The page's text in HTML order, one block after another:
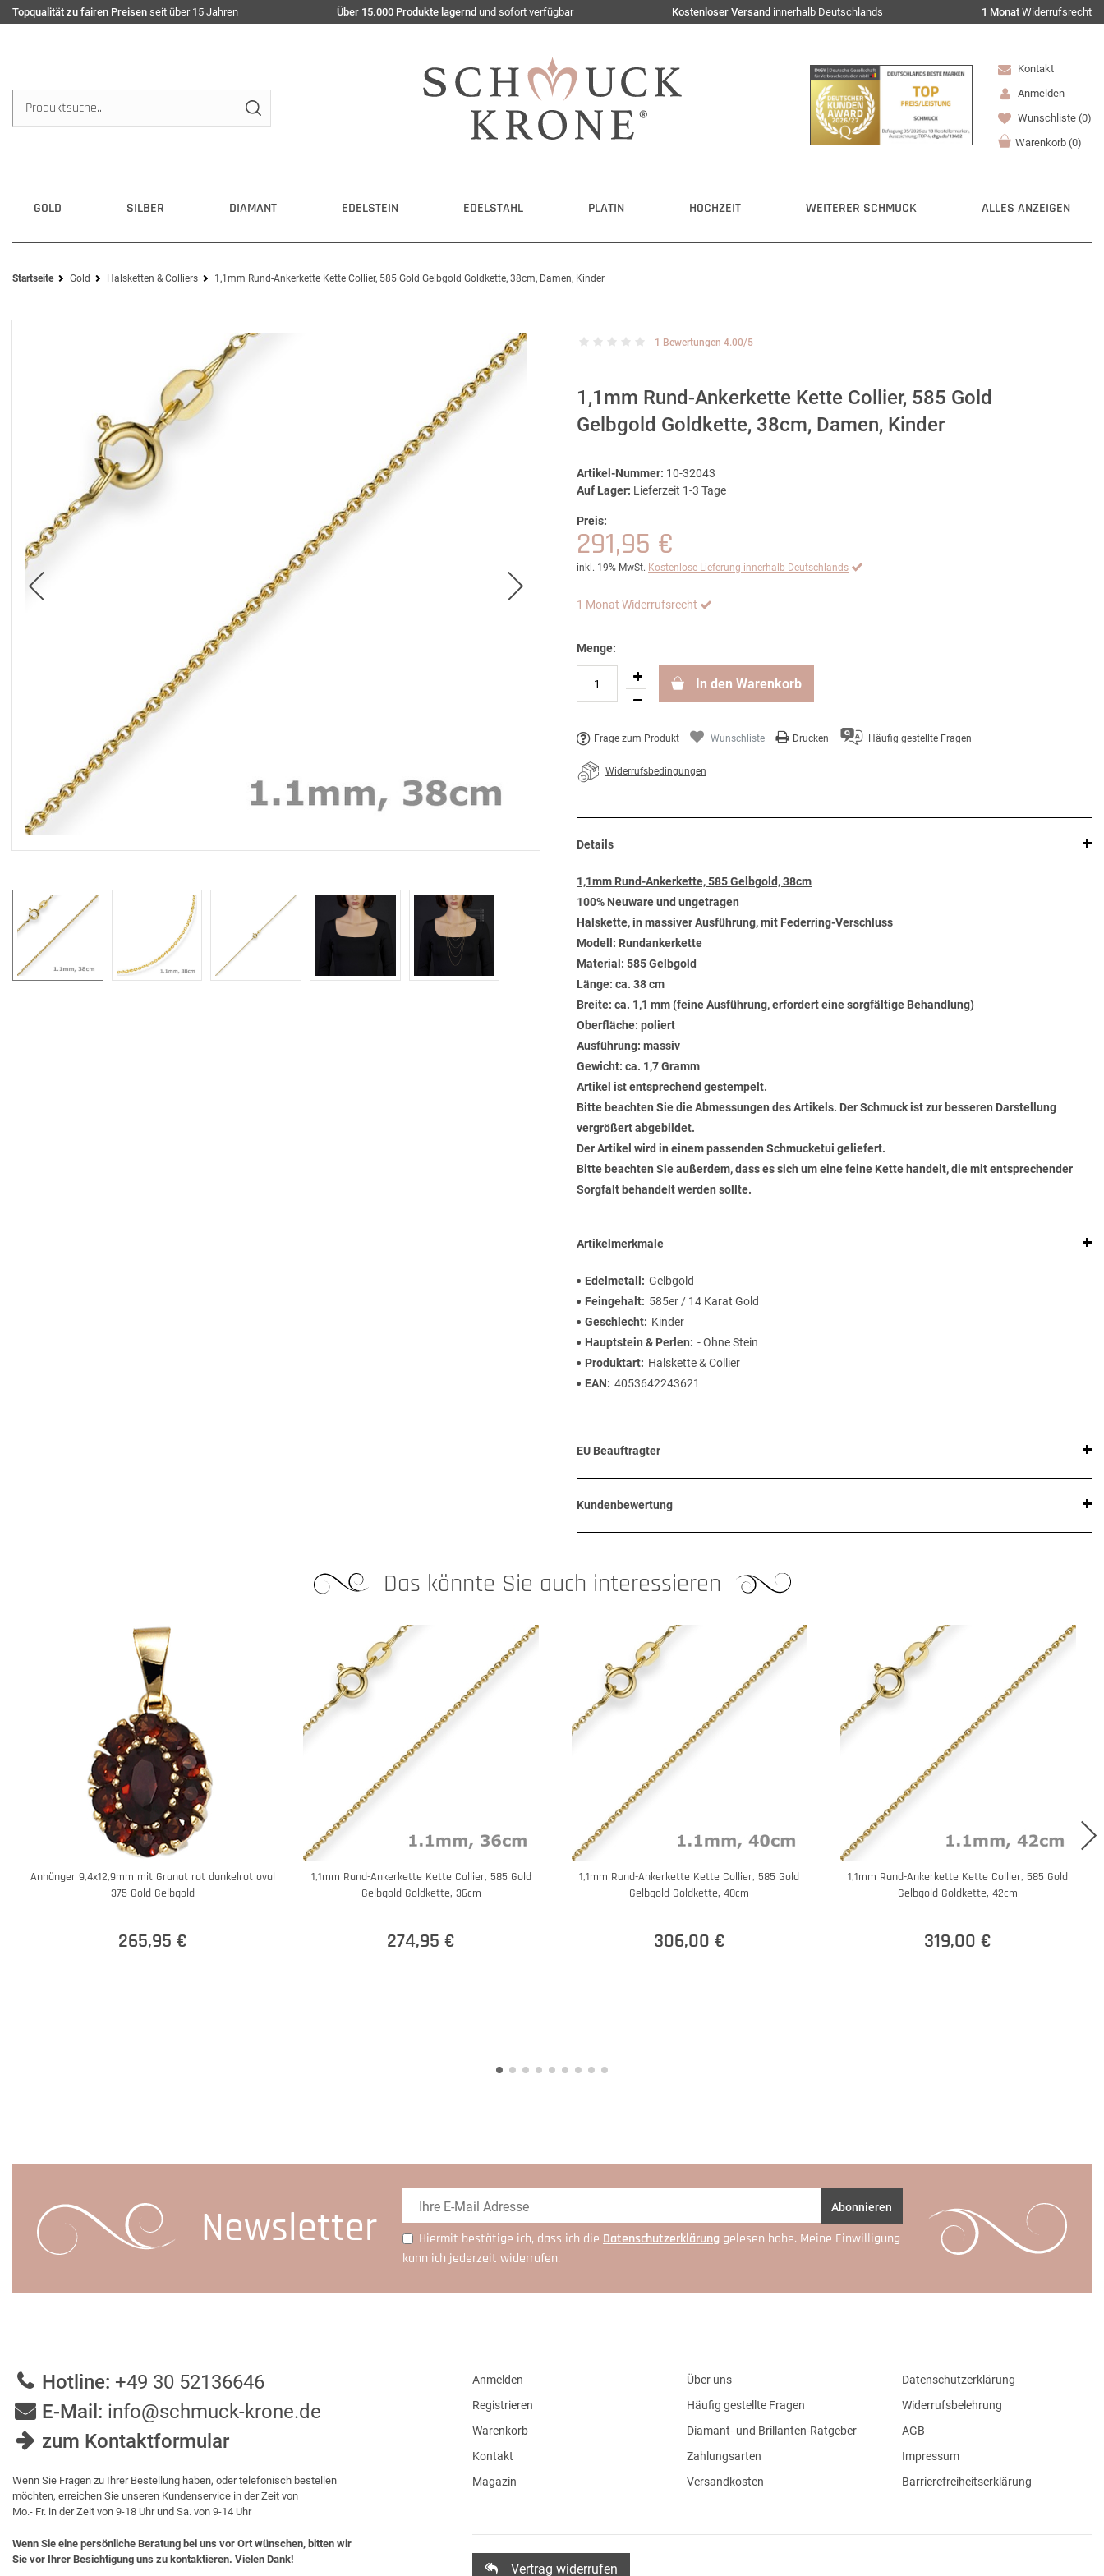
Topqualität zu fairen Preisen seit über 15 Jahren Über 15.000 Produkte lagernd und sofort verfügbar Kostenloser Versand innerhalb Deutschlands 1 Monat Widerrufsrecht
Kontakt
Anmelden
Wunschliste (0)
Warenkorb (0)
GOLD SILBER DIAMANT EDELSTEIN EDELSTAHL PLATIN HOCHZEIT WEITERER SCHMUCK ALLES ANZEIGEN
Startseite Gold Halsketten & Colliers 1,1mm Rund-Ankerkette Kette Collier, 585 Gold Gelbgold Goldkette, 38cm, Damen, Kinder
1 Bewertungen 4.00/5
1,1mm Rund-Ankerkette Kette Collier, 585 Gold
Gelbgold Goldkette, 38cm, Damen, Kinder
Artikel-Nummer: 10-32043
Auf Lager: Lieferzeit 1-3 Tage
Preis:
291,95 €
inkl. 19% MwSt. Kostenlose Lieferung innerhalb Deutschlands
1 Monat Widerrufsrecht
Menge:
In den Warenkorb
Frage zum Produkt Wunschliste Drucken Häufig gestellte Fragen
Widerrufsbedingungen
Details
1,1mm Rund-Ankerkette, 585 Gelbgold, 38cm
100% Neuware und ungetragen
Halskette, in massiver Ausführung, mit Federring-Verschluss
Modell: Rundankerkette
Material: 585 Gelbgold
Länge: ca. 38 cm
Breite: ca. 1,1 mm (feine Ausführung, erfordert eine sorgfältige Behandlung)
Oberfläche: poliert
Ausführung: massiv
Gewicht: ca. 1,7 Gramm
Artikel ist entsprechend gestempelt.
Bitte beachten Sie die Abmessungen des Artikels. Der Schmuck ist zur besseren Darstellung
vergrößert abgebildet.
Der Artikel wird in einem passenden Schmucketui geliefert.
Bitte beachten Sie außerdem, dass es sich um eine feine Kette handelt, die mit entsprechender
Sorgfalt behandelt werden sollte.
Artikelmerkmale
Edelmetall
Gelbgold
Feingehalt
585er / 14 Karat Gold
Geschlecht
Kinder
Hauptstein & Perlen
- Ohne Stein
Produktart
Halskette & Collier
EAN
4053642243621
EU Beauftragter
Kundenbewertung
Das könnte Sie auch interessieren
Anhänger 9,4x12,9mm mit Granat rot dunkelrot oval
375 Gold Gelbgold
265,95 €
1,1mm Rund-Ankerkette Kette Collier, 585 Gold
Gelbgold Goldkette, 36cm
274,95 €
1,1mm Rund-Ankerkette Kette Collier, 585 Gold
Gelbgold Goldkette, 40cm
306,00 €
1,1mm Rund-Ankerkette Kette Collier, 585 Gold
Gelbgold Goldkette, 42cm
319,00 €
Newsletter Abonnieren
Hiermit bestätige ich, dass ich die Daten­schutz­erklärung gelesen habe. Meine Einwilligung
kann ich jederzeit widerrufen.
Hotline: +49 30 52136646
E-Mail: info@schmuck-krone.de
zum Kontaktformular
Wenn Sie Fragen zu Ihrer Bestellung haben, oder telefonisch bestellen
möchten, erreichen Sie unseren Kundenservice in der Zeit von
Mo.- Fr. in der Zeit von 9-18 Uhr und Sa. von 9-14 Uhr
Wenn Sie eine persönliche Beratung bei uns vor Ort wünschen, bitten wir
Sie vor Ihrer Besichtigung uns zu kontaktieren. Vielen Dank!
Anmelden
Registrieren
Warenkorb
Kontakt
Magazin
Über uns
Häufig gestellte Fragen
Diamant- und Brillanten-Ratgeber
Zahlungsarten
Versandkosten
Datenschutzerklärung
Widerrufsbelehrung
AGB
Impressum
Barrierefreiheitserklärung
Vertrag widerrufen